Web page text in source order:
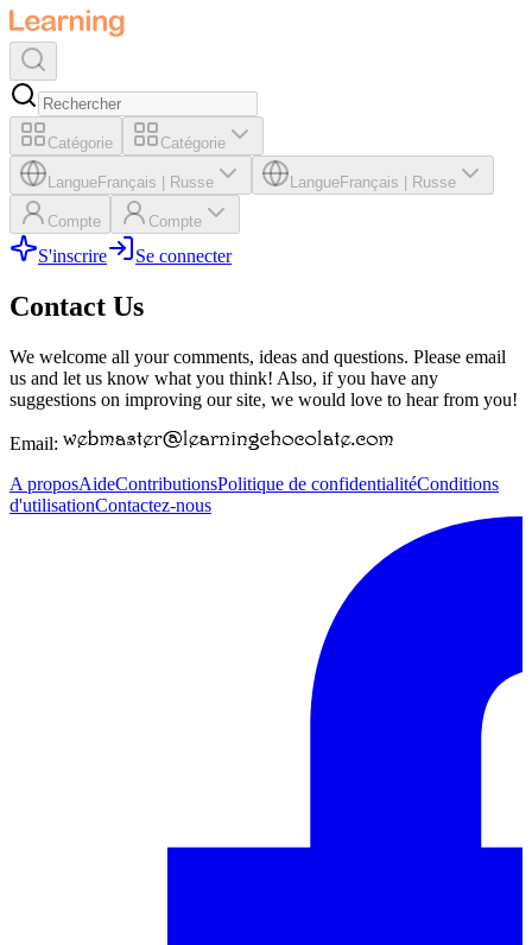
Catégorie Catégorie
LangueFrançais Russe LangueFrançais Russe
Compte Compte
S'inscrire Se connecter
Contact Us
We welcome all your comments, ideas and questions. Please email
us and let us know what you think! Also, if you have any
suggestions on improving our site, we would love to hear from you!
Email:
A proposAideContributionsPolitique de confidentialitéConditions
d'utilisationContactez-nous